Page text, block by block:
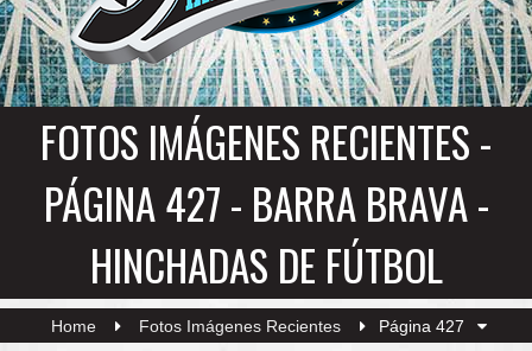
FOTOS IMÁGENES RECIENTES -
PÁGINA 427 - BARRA BRAVA -
HINCHADAS DE FÚTBOL
Home Fotos Imágenes Recientes Página 427